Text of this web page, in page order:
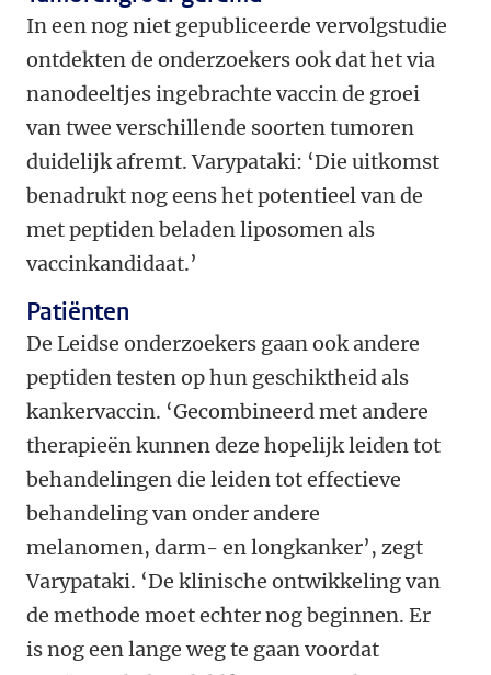
In een nog niet gepubliceerde vervolgstudie
ontdekten de onderzoekers ook dat het via
nanodeeltjes ingebrachte vaccin de groei
van twee verschillende soorten tumoren
duidelijk afremt. Varypataki: ‘Die uitkomst
benadrukt nog eens het potentieel van de
met peptiden beladen liposomen als
vaccinkandidaat.’
Patiënten
De Leidse onderzoekers gaan ook andere
peptiden testen op hun geschiktheid als
kankervaccin. ‘Gecombineerd met andere
therapieën kunnen deze hopelijk leiden tot
behandelingen die leiden tot effectieve
behandeling van onder andere
melanomen, darm- en longkanker’, zegt
Varypataki. ‘De klinische ontwikkeling van
de methode moet echter nog beginnen. Er
is nog een lange weg te gaan voordat